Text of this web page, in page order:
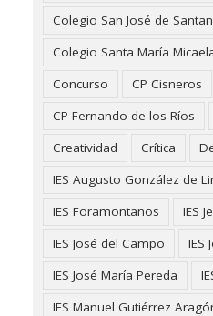
Colegio San José de
Colegio Santa María
Concurso
CP Cisneros
CP Fernando de los Ríos
Creatividad
Crítica
IES Augusto González de
IES Foramontanos
IES
IES José del Campo
IES
IES José María Pereda
IES Manuel Gutiérrez